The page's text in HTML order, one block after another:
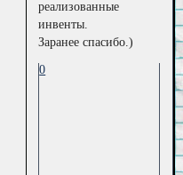
реализованные
инвенты.
Заранее спасибо.)
0